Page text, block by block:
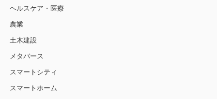
ヘルスケア・医療
農業
土木建設
メタバース
スマートシティ
スマートホーム